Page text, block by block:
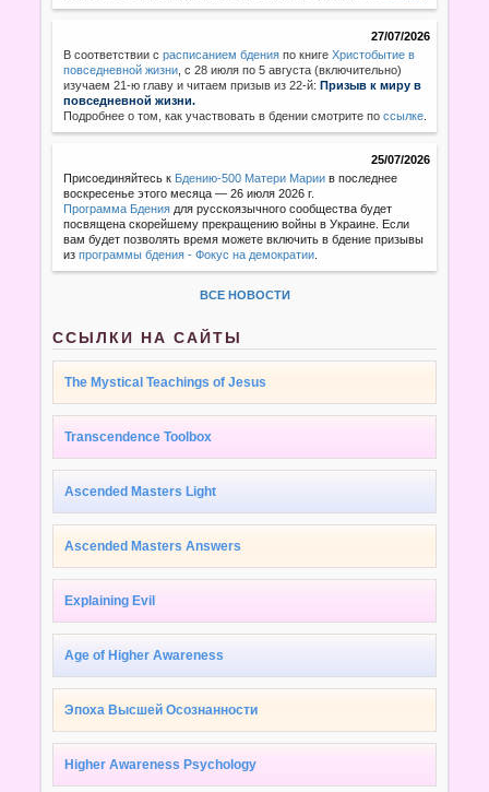
27/07/2026
В соответствии с расписанием бдения по книгеХристобытие в
повседневной жизни с 28 июля по 5 августа (включительно)
изучаем 21-ю главу и читаем призыв из 22-й:Призыв к миру в
повседневной жизни.
Подробнее о том, как участвовать в бдении смотрите поссылке
25/07/2026
Присоединяйтесь к Бдению-500 Матери Марии в последнее
воскресенье этого месяца — 26 июля 2026 г.
Программа Бдения для русскоязычного сообщества будет
посвящена скорейшему прекращению войны в Украине. Если
вам будет позволять время можете включить в бдение призывы
изпрограммы бдения - Фокус на демократии
ВСЕ НОВОСТИ
ССЫЛКИ НА САЙТЫ
The Mystical Teachings of Jesus
Transcendence Toolbox
Ascended Masters Light
Ascended Masters Answers
Explaining Evil
Age of Higher Awareness
Эпоха Высшей Осознанности
Higher Awareness Psychology